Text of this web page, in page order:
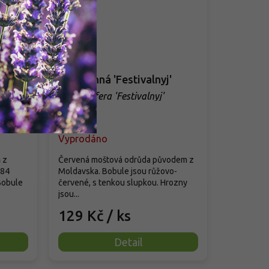
z
Réva vinná 'Festivalnyj'
Vitis vinifera 'Festivalnyj'
Vyprodáno
129 Kč / ks
Detail
Červená moštová odrůda původem z
Moldavska. Bobule jsou růžovo-
červené, s tenkou slupkou. Hrozny
jsou...